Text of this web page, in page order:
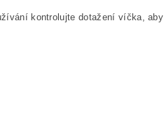
kontrolujte dotažení víčka, aby